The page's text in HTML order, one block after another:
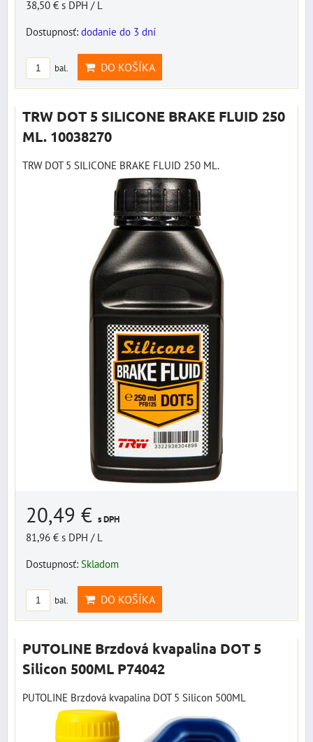
38,50 € s DPH / L
Dostupnosť: dodanie do 3 dní
bal. DO KOŠÍKA
TRW DOT 5 SILICONE BRAKE FLUID 250
ML. 10038270
TRW DOT 5 SILICONE BRAKE FLUID 250 ML.
20,49 € s DPH
81,96 € s DPH / L
Dostupnosť: Skladom
bal. DO KOŠÍKA
PUTOLINE Brzdová kvapalina DOT 5
Silicon 500ML P74042
PUTOLINE Brzdová kvapalina DOT 5 Silicon 500ML